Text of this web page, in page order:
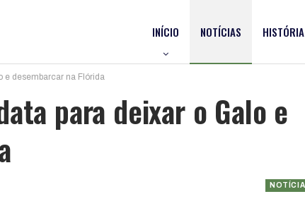
INÍCIO NOTÍCIAS HISTÓRIA
e desembarcar na Flórida
para deixar o Galo e